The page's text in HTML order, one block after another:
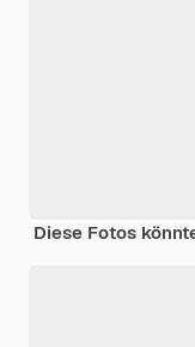
Diese Fotos